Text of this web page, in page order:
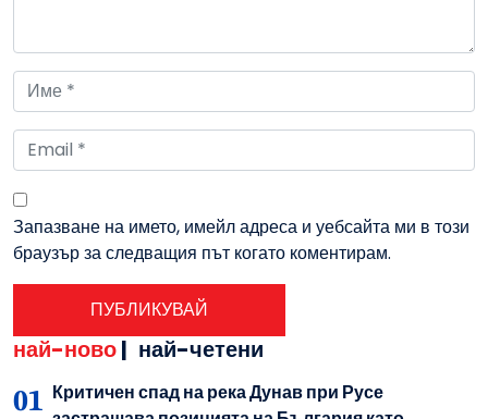
Запазване на името, имейл адреса и уебсайта ми в този
браузър за следващия път когато коментирам.
най-ново| най-четени
Критичен спад на река Дунав при Русе